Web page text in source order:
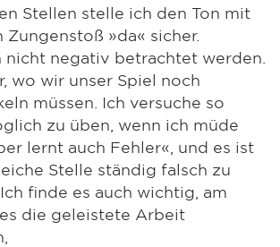
Stellen stelle ich den Ton mit
Zungenstoß »da« sicher.
nicht negativ betrachtet werden.
wo wir unser Spiel noch
müssen. Ich versuche so
zu üben, wenn ich müde
lernt auch Fehler«, und es ist
Stelle ständig falsch zu
finde es auch wichtig, am
die geleistete Arbeit